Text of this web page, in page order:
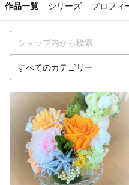
作品一覧 シリーズ プロフィ